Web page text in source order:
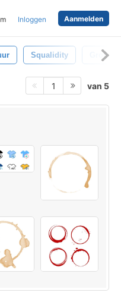
Inloggen Aanmelden
Squalidity Grond
1 van 5